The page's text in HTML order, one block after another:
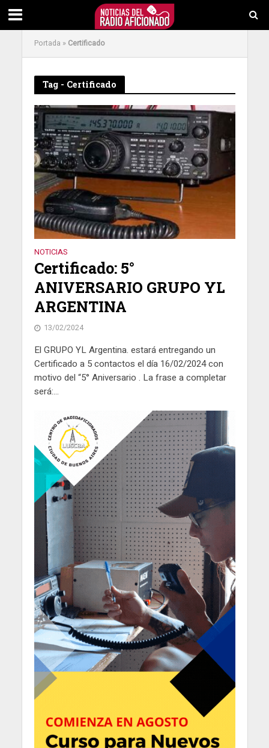
Portada » Certificado
Tag - Certificado
NOTICIAS
Certificado: 5°
ANIVERSARIO GRUPO YL
ARGENTINA
13/02/2024
El GRUPO YL Argentina. estará entregando un
Certificado a 5 contactos el día 16/02/2024 con
motivo del “5° Aniversario . La frase a completar
será:...